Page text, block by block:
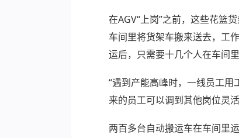
在AGV“上岗”之前，这些花篮
车间里将货架车搬来送去，工
运后，只需要十几个人在车间
“遇到产能高峰时，一线员工
来的员工可以调到其他岗位灵
两百多台自动搬运车在车间里